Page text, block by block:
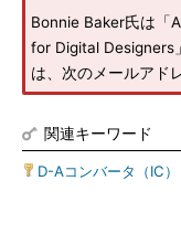
Bonnie Baker氏は「
for Digital Designers
は、次のメールアド
関連キーワード
D-Aコンバータ（IC）